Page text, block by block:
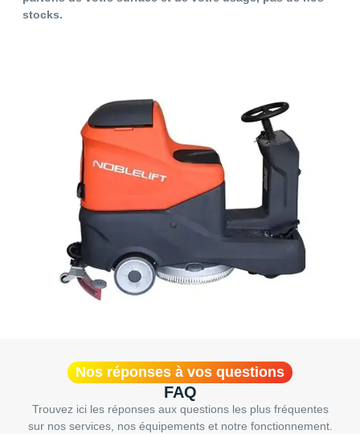
stocks.
Nos réponses à vos questions
FAQ
Trouvez ici les réponses aux questions les plus fréquentes
sur nos services, nos équipements et notre fonctionnement.